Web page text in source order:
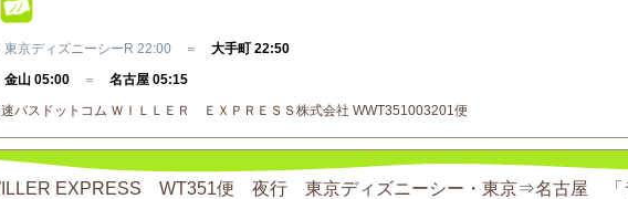
東京ディズニーシーR 22:00 ＝ 大手町 22:50
金山 05:00 ＝ 名古屋 05:15
バスドットコム ＷＩＬＬＥＲ ＥＸＰＲＥＳＳ株式会社 WWT351003201便
EXPRESS WT351便 夜行 東京ディズニーシー・東京⇒名古屋 「